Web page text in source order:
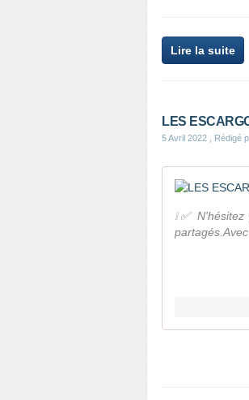
Lire la suite
LES
5 Avril 2022 , Rédigé
❕✅